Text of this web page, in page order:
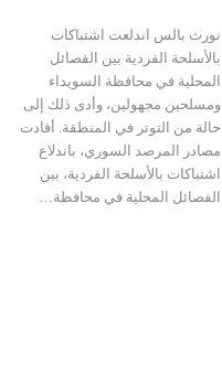
نورث بالس اندلعت اشتباكات
بالأسلحة الفردية بين الفصائل
المحلية في محافظة السويداء
ومسلحين مجهولين، وأدى ذلك إلى
حالة من التوتر في المنطقة. أفادت
مصادر المرصد السوري، باندلاع
اشتباكات بالأسلحة الفردية، بين
الفصائل المحلية في محافظة…